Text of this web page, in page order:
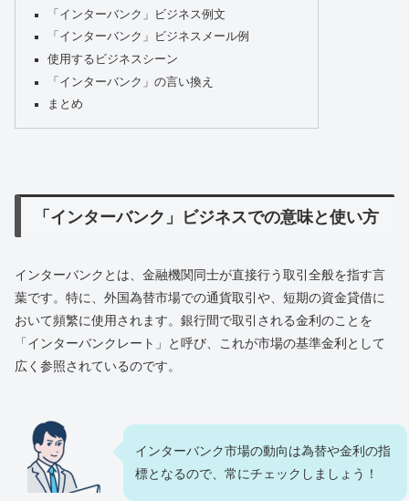
「インターバンク」ビジネス例文
「インターバンク」ビジネスメール例
使用するビジネスシーン
「インターバンク」の言い換え
まとめ
「インターバンク」ビジネスでの意味と使い方
インターバンクとは、金融機関同士が直接行う取引全般を指す言
葉です。特に、外国為替市場での通貨取引や、短期の資金貸借に
おいて頻繁に使用されます。銀行間で取引される金利のことを
「インターバンクレート」と呼び、これが市場の基準金利として
広く参照されているのです。
インターバンク市場の動向は為替や金利の指
標となるので、常にチェックしましょう！